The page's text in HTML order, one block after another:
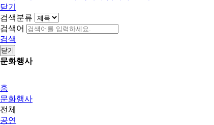
닫기
검색분류
검색어
검색
닫기
문화행사
홈
문화행사
전체
공연